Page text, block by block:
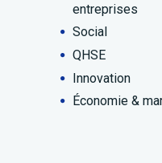
entreprises
Social
QHSE
Innovation
Économie &